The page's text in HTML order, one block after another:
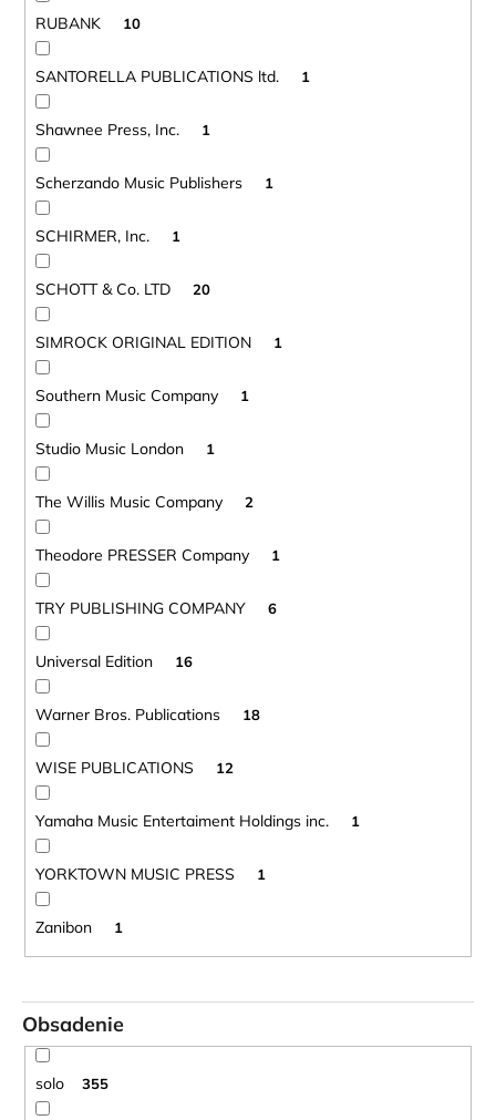
RUBANK 10
SANTORELLA PUBLICATIONS ltd. 1
Shawnee Press, Inc. 1
Scherzando Music Publishers 1
SCHIRMER, Inc. 1
SCHOTT & Co. LTD 20
SIMROCK ORIGINAL EDITION 1
Southern Music Company 1
Studio Music London 1
The Willis Music Company 2
Theodore PRESSER Company 1
TRY PUBLISHING COMPANY 6
Universal Edition 16
Warner Bros. Publications 18
WISE PUBLICATIONS 12
Yamaha Music Entertaiment Holdings inc. 1
YORKTOWN MUSIC PRESS 1
Zanibon 1
Obsadenie
solo 355